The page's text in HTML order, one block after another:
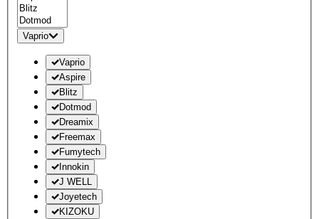
Vaprio
Vaprio
Aspire
Blitz
Dotmod
Dreamix
Freemax
Fumytech
Innokin
J WELL
Joyetech
KIZOKU